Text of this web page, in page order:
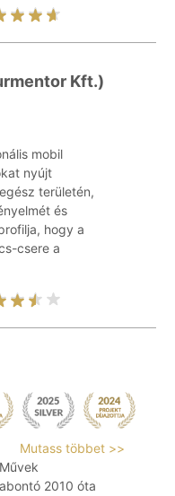
Kft.)
mobil
nyújt
területén,
és
hogy a
csere a
Mutass többet >>
2010 óta